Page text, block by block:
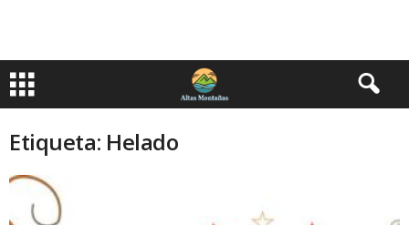
Etiqueta: Helado